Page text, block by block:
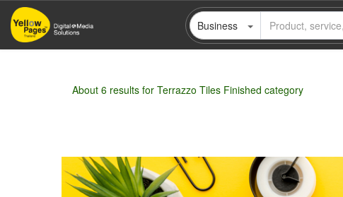
Skip
main
Business
About 6 results for Terrazzo Tiles Finished category
Wholesale Retail Manufacturer Dealer